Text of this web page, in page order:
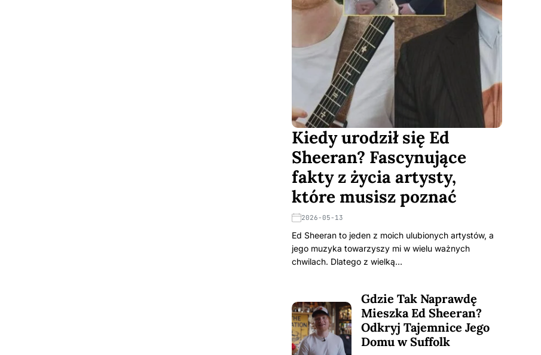
Kiedy urodził się Ed
Sheeran? Fascynujące
fakty z życia artysty,
które musisz poznać
2026-05-13
Ed Sheeran to jeden z moich ulubionych artystów, a
jego muzyka towarzyszy mi w wielu ważnych
chwilach. Dlatego z wielką…
Gdzie Tak Naprawdę
Mieszka Ed Sheeran?
Odkryj Tajemnice Jego
Domu w Suffolk